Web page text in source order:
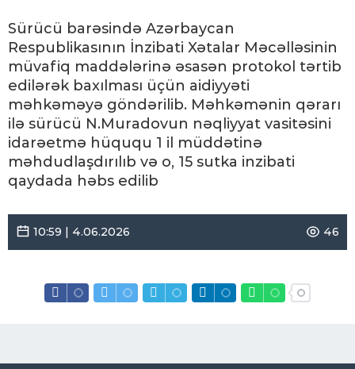
Sürücü barəsində Azərbaycan
Respublikasının İnzibati Xətalar Məcəlləsinin
müvafiq maddələrinə əsasən protokol tərtib
edilərək baxılması üçün aidiyyəti
məhkəməyə göndərilib. Məhkəmənin qərarı
ilə sürücü N.Muradovun nəqliyyat vasitəsini
idarəetmə hüququ 1 il müddətinə
məhdudlaşdırılıb və o, 15 sutka inzibati
qaydada həbs edilib
10:59 | 4.06.2026 46